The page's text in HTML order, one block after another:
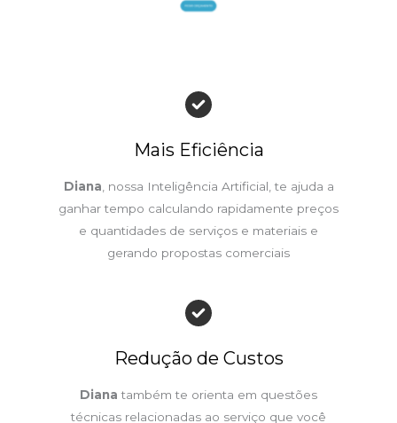
Mais Eficiência
Diana , nossa Inteligência Artificial, te ajuda a
ganhar tempo calculando rapidamente preços
e quantidades de serviços e materiais e
gerando propostas comerciais
Redução de Custos
Diana também te orienta em questões
técnicas relacionadas ao serviço que você